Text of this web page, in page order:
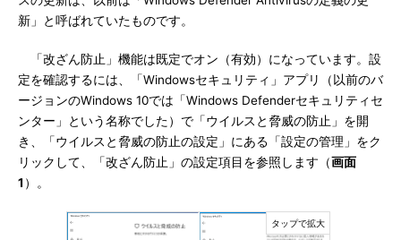
新」と呼ばれていたものです。
「改ざん防止」機能は既定でオン（有効）になっています。設
定を確認するには、「Windowsセキュリティ」アプリ（以前のバ
ージョンのWindows 10では「Windows Defenderセキュリティセ
ンター」という名称でした）で「ウイルスと脅威の防止」を開
き、「ウイルスと脅威の防止の設定」にある「設定の管理」をク
リックして、「改ざん防止」の設定項目を参照します（画面
1 ）。